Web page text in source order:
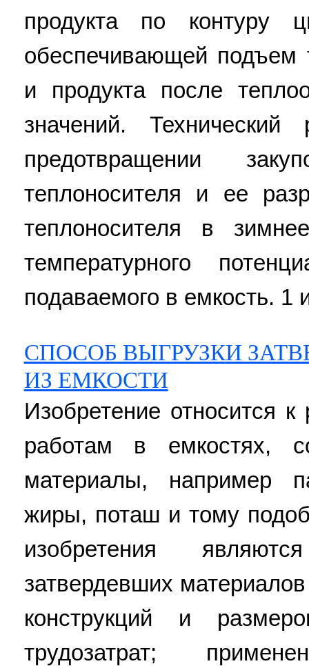
продукта по контуру
обеспечивающей подъем
и продукта после
значений. Технический
предотвращении
теплоносителя и ее
теплоносителя в
температурного
подаваемого в емкость. 1
СПОСОБ ВЫГРУЗКИ
ИЗ ЕМКОСТИ
Изобретение относится
работам в емкостях,
материалы, например
жиры, поташ и тому
изобретения
затвердевших
конструкций и
трудозатрат;